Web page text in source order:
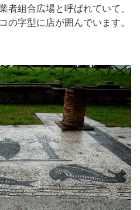
者組合広場と呼ばれていて、
の字型に店が囲んでいます。